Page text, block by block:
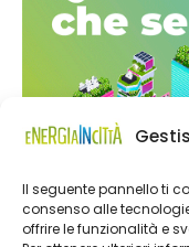
Il seguente pannello ti
consenso alle
offrire le funzionalità e